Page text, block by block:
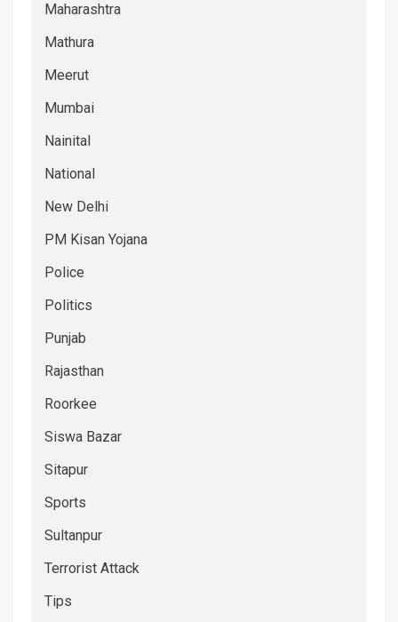
Maharashtra
Mathura
Meerut
Mumbai
Nainital
National
New Delhi
PM Kisan Yojana
Police
Politics
Punjab
Rajasthan
Roorkee
Siswa Bazar
Sitapur
Sports
Sultanpur
Terrorist Attack
Tips